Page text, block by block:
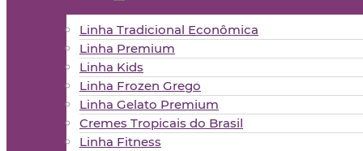
Linha Tradicional Econômica
Linha Premium
Linha Kids
Linha Frozen Grego
Linha Gelato Premium
Cremes Tropicais do Brasil
Linha Fitness